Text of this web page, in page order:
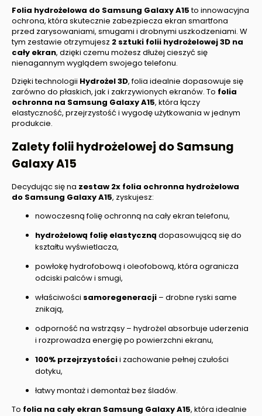
Folia hydrożelowa do Samsung Galaxy A15to innowacyjna
ochrona, która skutecznie zabezpiecza ekran smartfona
przed zarysowaniami, smugami i drobnymi uszkodzeniami. W
tym zestawie otrzymujesz 2 sztuki folii hydrożelowej 3D na
cały ekran, dzięki czemu możesz dłużej cieszyć się
nienagannym wyglądem swojego telefonu.
Dzięki technologii Hydrożel 3D, folia idealnie dopasowuje się
zarówno do płaskich, jak i zakrzywionych ekranów. To folia
ochronna na Samsung Galaxy A15, która łączy
elastyczność, przejrzystość i wygodę użytkowania w jednym
produkcie.
Zalety folii hydrożelowej doSamsung
Galaxy A15
Decydując się na zestaw 2x folia ochronna hydrożelowa
do Samsung Galaxy A15, zyskujesz:
nowoczesną folię ochronną na cały ekran telefonu,
hydrożelową folię elastyczną dopasowującą się do
kształtu wyświetlacza,
powłokę hydrofobową i oleofobową, która ogranicza
odciski palców i smugi,
właściwości samoregeneracji – drobne ryski same
znikają,
odporność na wstrząsy – hydrożel absorbuje uderzenia
i rozprowadza energię po powierzchni ekranu,
100% przejrzystościi zachowanie pełnej czułości
dotyku,
łatwy montaż i demontaż bez śladów.
To folia na cały ekran Samsung Galaxy A15, która idealnie